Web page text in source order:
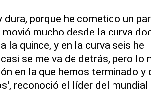
dura, porque he cometido un
mucho desde la curva
la quince, y en la curva seis he
se me va de detrás, pero lo
en la que hemos terminado y
reconoció el líder del mundial